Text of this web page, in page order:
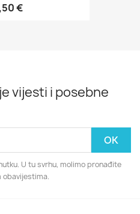
€
vijesti i posebne
U tu svrhu, molimo pronađite
obavijestima.